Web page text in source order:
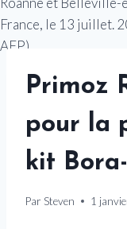
Primoz
pour la
kit
Par Steven 1